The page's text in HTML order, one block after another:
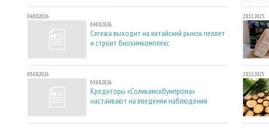
04.08.2026
04.08.2026
Сегежа выходит на китайский рынок пеллет
и строит биохимкомплекс
03.08.2026
03.08.2026
Кредиторы «Соликамскбумпрома»
настаивают на введении наблюдения
28.11.2025
28.11.2025